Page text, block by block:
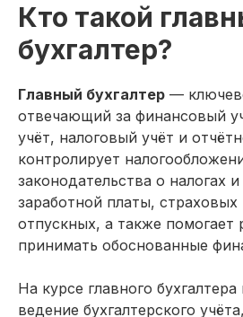
Кто такой
бухгалтер?
Главный бухгалтер —
отвечающий за финансовый
учёт, налоговый учёт и
контролирует
законодательства о налогах
заработной платы, страховых
отпускных, а также помогает
принимать обоснованные
На курсе главного
ведение бухгалтерского
Претендуйте
на рабочее
место после
курса
11 979 открытых вакансий на
должность главного